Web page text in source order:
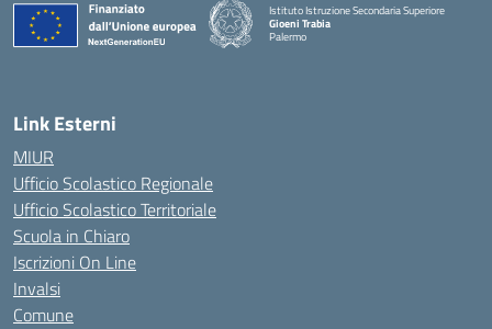
Istituto Istruzione Secondaria Superiore
Gioeni Trabia
Palermo
Link Esterni
MIUR
Ufficio Scolastico Regionale
Ufficio Scolastico Territoriale
Scuola in Chiaro
Iscrizioni On Line
Invalsi
Comune